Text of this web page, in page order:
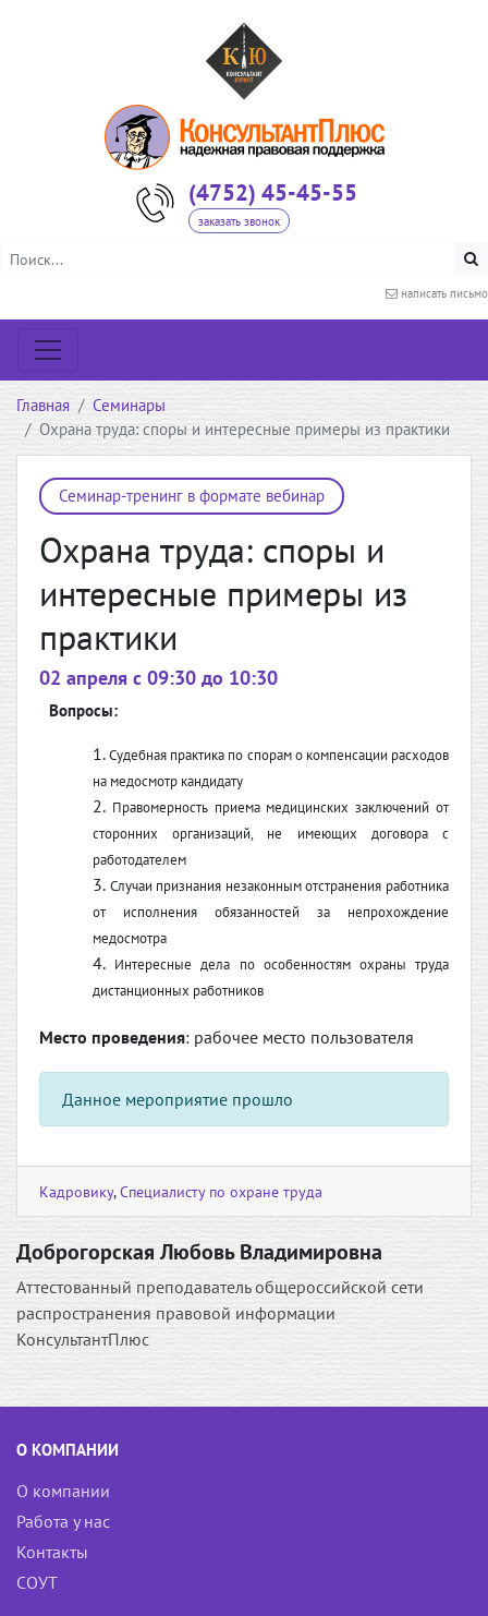
(4752) 45-45-55
заказать звонок
написать письмо
Главная
Семинары
Охрана труда: споры и интересные примеры из практики
Семинар-тренинг в формате вебинар
Охрана труда: споры и
интересные примеры из
практики
02 апреля c 09:30 до 10:30
Вопросы:
Судебная практика по спорам о компенсации расходов
на медосмотр кандидату
Правомерность приема медицинских заключений от
сторонних организаций, не имеющих договора с
работодателем
Случаи признания незаконным отстранения работника
от исполнения обязанностей за непрохождение
медосмотра
Интересные дела по особенностям охраны труда
дистанционных работников
Место проведения: рабочее место пользователя
Данное мероприятие прошло
Кадровику,Специалисту по охране труда
Доброгорская Любовь Владимировна
Аттестованный преподаватель общероссийской сети
распространения правовой информации
КонсультантПлюс
О КОМПАНИИ
О компании
Работа у нас
Контакты
СОУТ